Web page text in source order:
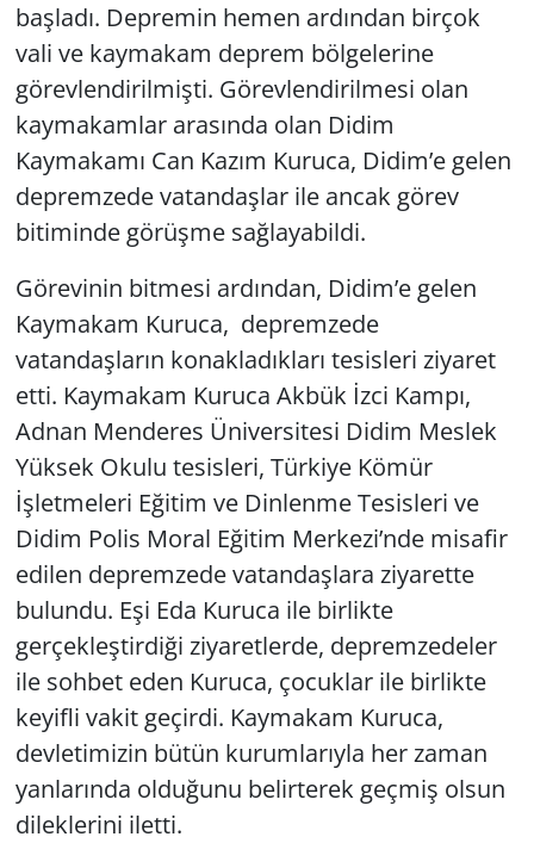
başladı. Depremin hemen ardından birçok
vali ve kaymakam deprem bölgelerine
görevlendirilmişti. Görevlendirilmesi olan
kaymakamlar arasında olan Didim
Kaymakamı Can Kazım Kuruca, Didim’e gelen
depremzede vatandaşlar ile ancak görev
bitiminde görüşme sağlayabildi.
Görevinin bitmesi ardından, Didim’e gelen
Kaymakam Kuruca, depremzede
vatandaşların konakladıkları tesisleri ziyaret
etti. Kaymakam Kuruca Akbük İzci Kampı,
Adnan Menderes Üniversitesi Didim Meslek
Yüksek Okulu tesisleri, Türkiye Kömür
İşletmeleri Eğitim ve Dinlenme Tesisleri ve
Didim Polis Moral Eğitim Merkezi’nde misafir
edilen depremzede vatandaşlara ziyarette
bulundu. Eşi Eda Kuruca ile birlikte
gerçekleştirdiği ziyaretlerde, depremzedeler
ile sohbet eden Kuruca, çocuklar ile birlikte
keyifli vakit geçirdi. Kaymakam Kuruca,
devletimizin bütün kurumlarıyla her zaman
yanlarında olduğunu belirterek geçmiş olsun
dileklerini iletti.